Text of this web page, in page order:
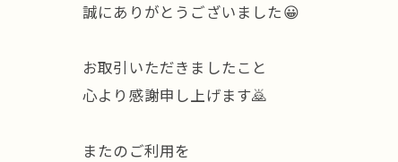
誠にありがとうございました😀
お取引いただきましたこと
心より感謝申し上げます🙇
またのご利用を